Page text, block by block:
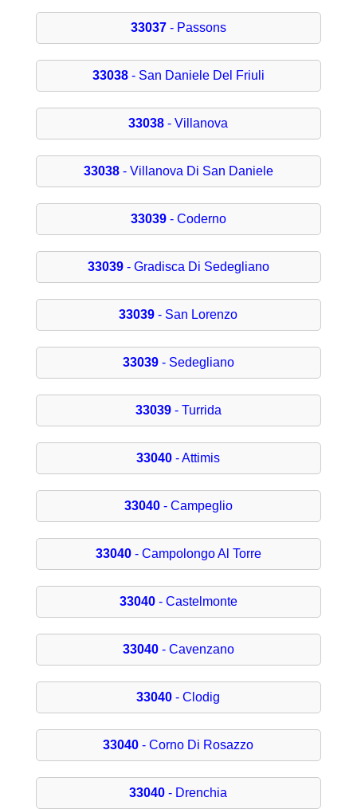
33037- Passons
33038- San Daniele Del Friuli
33038 - Villanova
33038- Villanova Di San Daniele
33039- Coderno
33039- Gradisca Di Sedegliano
33039 - San Lorenzo
33039- Sedegliano
33039- Turrida
33040 - Attimis
33040- Campeglio
33040- Campolongo Al Torre
33040- Castelmonte
33040- Cavenzano
33040 - Clodig
33040 - Corno Di Rosazzo
33040 - Drenchia